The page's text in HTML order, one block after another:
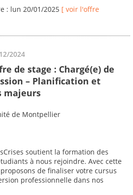
: lun 20/01/2025 [ voir l'offre
2024
de stage : Chargé(e) de
– Planification et
majeurs
de Montpellier
soutient la formation des
à nous rejoindre. Avec cette
de finaliser votre cursus
professionnelle dans nos